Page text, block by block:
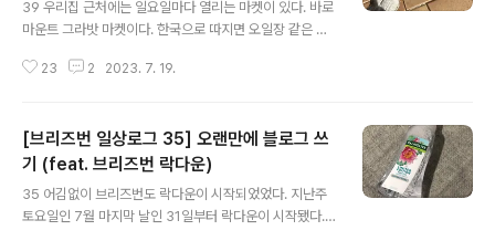
39 우리집 근처에는 일요일마다 열리는 마켓이 있다. 바로
마운트 그라밧 마켓이다. 한국으로 따지면 오일장 같은 그
이 마켓도 너무 반갑다! 그래서 오랜만에 마켓에서 구경도
고나서야 간신히 자리에 앉아서 이 사진 한장을 찍었다. 왼
쪽에 있는 것은 Langos Pizza (랑고스 피자) 라는 것인데
헝가리 전통 음식이다. 거의.. 호주에 규모가 조금 있는 마
켓에 가면 랑고스 피자는 무조건 판다. 따뜻한 피자가 아니
라 차게 먹는 피자인데 이게 원래 차게 먹는 건지 기다리다
23 2 2023. 7. 19.
[브리즈번 일상로그 35] 오랜만에 블로그 쓰
기 (feat. 브리즈번 락다운)
35 어김없이 브리즈번도 락다운이 시작되었었다. 지난주
토요일인 7월 마지막 날인 31일부터 락다운이 시작됐다.